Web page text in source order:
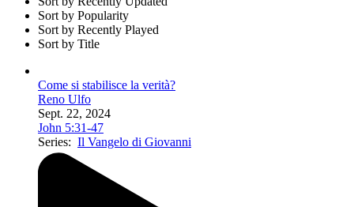
Sort by Popularity
Sort by Recently Played
Sort by Title
Come si stabilisce la verità?
Reno Ulfo
Sept. 22, 2024
John 5:31-47
Series: Il Vangelo di Giovanni